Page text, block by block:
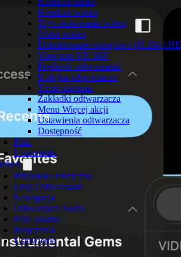
Korektor wideo
Tryb skalowania wideo
Obrót wideo
Dekodowanie sprzętowe (H.264 i
Viewport VR 360°
Prędkość odtwarzania
Kolejka odtwarzacza
Timer uśpienia
Zakładki odtwarzacza
Menu Więcej akcji
Ustawienia odtwarzacza
Dostępność
Pliki
Ustawienia
Biblioteka muzyczna
Listy Odtwarzania
Nawigacja
Odtwarzacz Audio
Pliki lokalne
Połączenia
Ustawienia